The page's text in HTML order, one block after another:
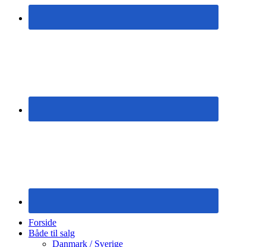
Forside
Både til salg
Danmark / Sverige